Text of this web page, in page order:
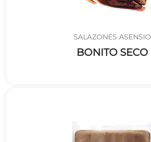
SALAZONES ASENSIO
BONITO SECO